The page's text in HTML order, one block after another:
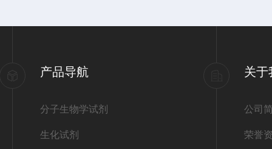
产品导航
分子生物学试剂
生化试剂
关于
公司
荣誉